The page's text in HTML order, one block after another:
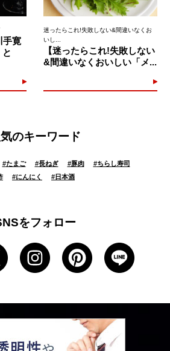
手寛
迷ったらこれ!失敗しない&間違いなくお
いし...
【迷ったらこれ!失敗しない
&間違いなくおいしい「メ...
のキーワード
#たまご #長ねぎ #豚肉 #ちらし寿司
#にんにく #日本酒
をフォロー